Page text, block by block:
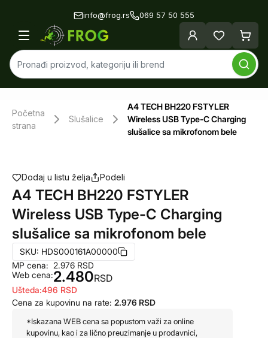
info@frog.rs 069 57 50 555
Početna
strana
Slušalice
A4 TECH BH220 FSTYLER
Wireless USB Type-C Charging
slušalice sa mikrofonom bele
Dodaj u listu želja Podeli
A4 TECH BH220 FSTYLER
Wireless USB Type-C Charging
slušalice sa mikrofonom bele
SKU: HDS000161A00000
MP cena:
Web cena:
2.976 RSD
2.480RSD
Ušteda:496 RSD
Cena za kupovinu na rate: 2.976 RSD
*Iskazana WEB cena sa popustom važi za online
kupovinu, kao i za lično preuzimanje u prodavnici,